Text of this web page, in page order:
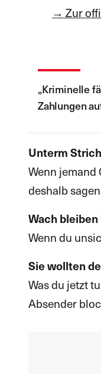
→ Zur
„Kriminelle
Zahlungen
Unterm Strich
Wenn jemand
deshalb
Wach
Wenn du
Sie wollten
Was du jetzt
Absender